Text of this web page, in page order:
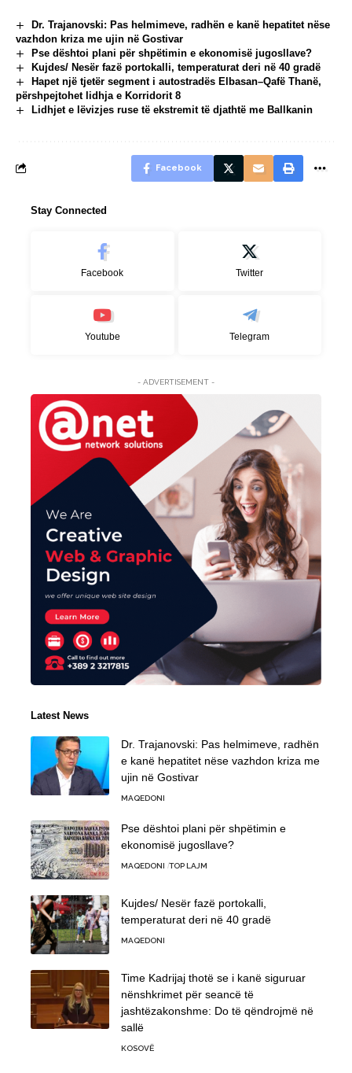
Dr. Trajanovski: Pas helmimeve, radhën e kanë hepatitet nëse
vazhdon kriza me ujin në Gostivar
Pse dështoi plani për shpëtimin e ekonomisë jugosllave?
Kujdes/ Nesër fazë portokalli, temperaturat deri në 40 gradë
Hapet një tjetër segment i autostradës Elbasan–Qafë Thanë,
përshpejtohet lidhja e Korridorit 8
Lidhjet e lëvizjes ruse të ekstremit të djathtë me Ballkanin
Facebook
Stay Connected
Facebook Twitter
Youtube Telegram
- ADVERTISEMENT -
Latest News
Dr. Trajanovski: Pas helmimeve, radhën
e kanë hepatitet nëse vazhdon kriza me
ujin në Gostivar
MAQEDONI
Pse dështoi plani për shpëtimin e
ekonomisë jugosllave?
MAQEDONI TOP LAJM
Kujdes/ Nesër fazë portokalli,
temperaturat deri në 40 gradë
MAQEDONI
Time Kadrijaj thotë se i kanë siguruar
nënshkrimet për seancë të
jashtëzakonshme: Do të qëndrojmë në
sallë
KOSOVË